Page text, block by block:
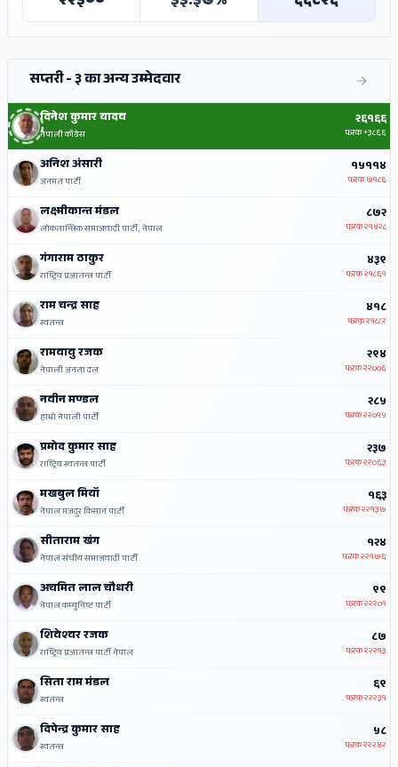
सप्तरी - ३ का अन्य उम्मेदवार
दिनेश कुमार यादव
नेपाली काँग्रेस
२६१६६
फरक+३८६६
अनिश अंसारी
जनमत पार्टी
१५११४
फरक७१८६
लक्ष्मीकान्त मंडल
लोकतान्त्रिक समाजवादी पार्टी, नेपाल
८७२
फरक२१४२८
गंगाराम ठाकुर
राष्ट्रिय प्रजातन्त्र पार्टी
४३९
फरक२१८६१
राम चन्द्र साह
स्वतन्त्र
४१८
फरक२१८८२
रामवावु रजक
नेपाली जनता दल
२९४
फरक२२००६
नवीन मण्डल
हाम्रो नेपाली पार्टी
२८५
फरक२२०१५
प्रमोद कुमार साह
राष्ट्रिय स्वतन्त्र पार्टी
२३७
फरक२२०६३
मखबुल मियाँ
नेपाल मजदुर किसान पार्टी
१६३
फरक२२१३७
सीताराम खंग
नेपाल संघीय समाजवादी पार्टी
१२४
फरक२२१७६
अचमित लाल चौधरी
नेपाल कम्युनिष्ट पार्टी
९९
फरक२२२०१
शिवेश्‍वर रजक
राष्ट्रिय प्रजातन्त्र पार्टी नेपाल
८७
फरक२२२१३
सिता राम मंडल
स्वतन्त्र
६९
फरक२२२३१
दिपेन्द्र कुमार साह
स्वतन्त्र
५८
फरक२२२४२